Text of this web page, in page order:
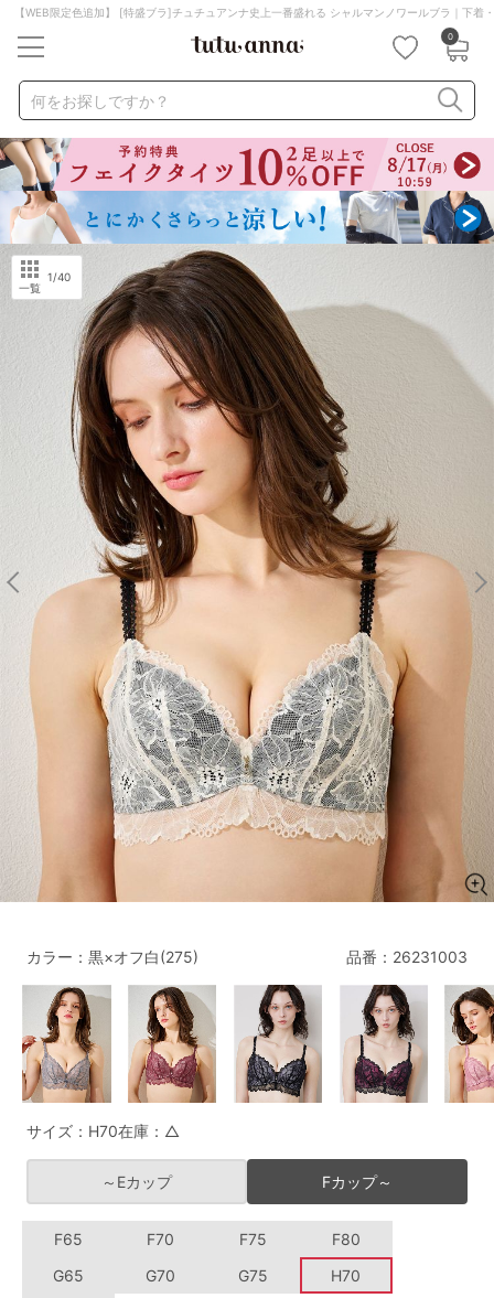
【WEB限定色追加】 [特盛ブラ]チュチュアンナ史上一番盛れる シャルマンノワールブラ｜下着
0
何をお探しですか？
ナイトブラ ノンワイヤー 特盛ブラ
チューブトップ
折り畳み
パジャマ ストッキング
キャミソール
ルームウェア
育乳ブラ アームカバー
カテゴリから探す
レッグウェア 下着
ルームウェア ライフスタイル
メンズ キッズ
マタニティ ギフトラッピング
サイズからブラを探す
A65 A70 A75
B70 B75 B80
C65 C70 C75 C80 C85
D70
E65 E70 E75 E80 E85
F65 F70 F75
G65 G70 G75
H70 H75
SS M
L LL
S-CD
M-AB M-EF
L-AB L-EF
すべてのサイズを表示する
～999円 1,000～1,999円
2,000～2,999円 3,000～3,999円
4,000円～
セールアイテムから探す
一覧
1/40
品番： 26231003
カラー：黒×オフ白(275)
サイズ：H70在庫：△
～Eカップ Fカップ～
F65 F70 F75
F80
G65
G70 G75
H70